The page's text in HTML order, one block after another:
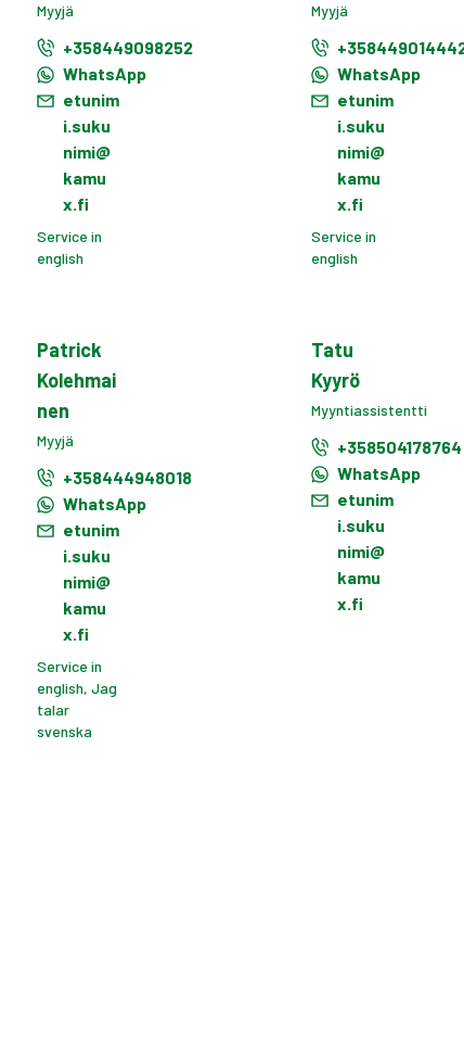
Myyjä
+358449098252
WhatsApp
etunim
i.suku
nimi@
kamu
x.fi
Service in
english
Myyjä
WhatsApp
etunim
i.suku
nimi@
kamu
x.fi
Service in
english
Patrick
Kolehmai
nen
Myyjä
+358444948018
WhatsApp
etunim
i.suku
nimi@
kamu
x.fi
Service in
english, Jag
talar
svenska
Tatu
Kyyrö
Myyntiassistentti
+358504178764
WhatsApp
etunim
i.suku
nimi@
kamu
x.fi